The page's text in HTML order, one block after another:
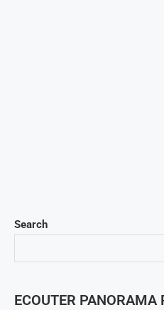
Search
ECOUTER